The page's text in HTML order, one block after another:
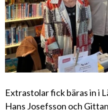
Extrastolar fick bäras in i
Hans Josefsson och